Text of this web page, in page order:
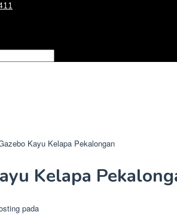
Kayu Kelapa Pekalongan
Kelapa
pada